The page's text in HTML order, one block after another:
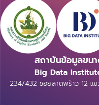
สถาบันข้อมูลขน
Big Data
234/432 ซอยลาดพร้าว 12 แ